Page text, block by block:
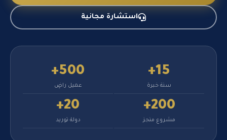
استشارة مجانية
15+
سنة خبرة
500+
عميل راضٍ
200+
مشروع منجز
20+
دولة توريد